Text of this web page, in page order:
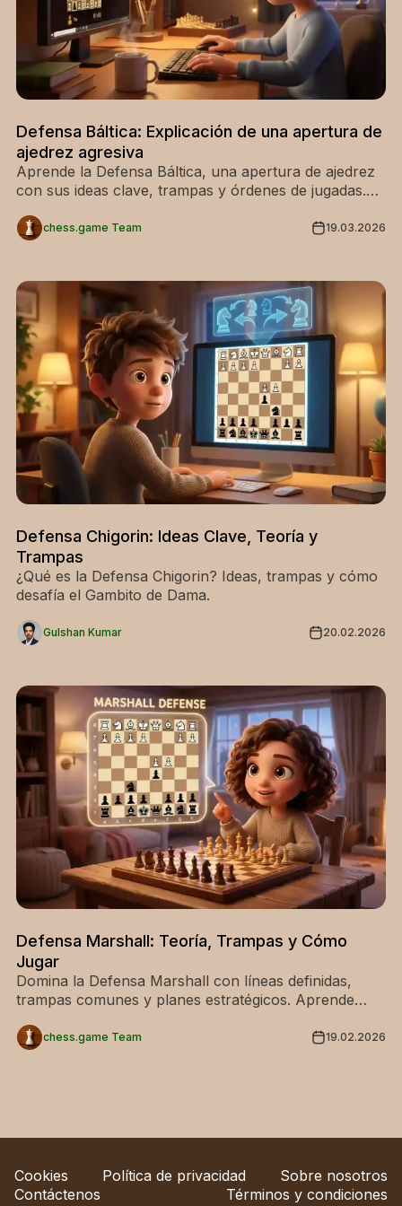
Defensa Báltica: Explicación de una apertura de
ajedrez agresiva
Aprende la Defensa Báltica, una apertura de ajedrez
con sus ideas clave, trampas y órdenes de jugadas.
la Defensa Báltica ahora.
chess.game Team 19.03.2026
Defensa Chigorin: Ideas Clave, Teoría y
Trampas
¿Qué es la Defensa Chigorin? Ideas, trampas y cómo
desafía el Gambito de Dama.
Gulshan Kumar 20.02.2026
Defensa Marshall: Teoría, Trampas y Cómo
Jugar
Domina la Defensa Marshall con líneas definidas,
trampas comunes y planes estratégicos. Aprende
activo.chess.game Team 19.02.2026
Cookies Política de privacidad
Sobre nosotros
Contáctenos
Términos y condiciones